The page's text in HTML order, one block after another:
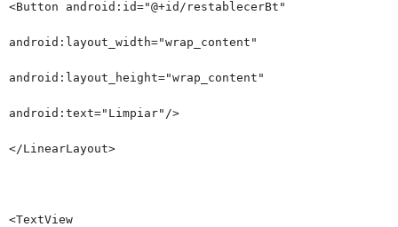
<Button android:id="@+id/restablecerBt"
android:layout_width="wrap_content"
android:layout_height="wrap_content"
android:text="Limpiar"/>
</LinearLayout>
<TextView